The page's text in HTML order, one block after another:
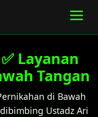
Layanan
Tangan
di Bawah
Ustadz Ari